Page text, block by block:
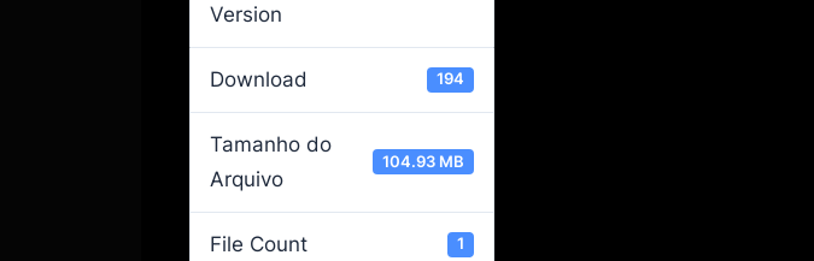
Version
Download 194
Tamanho do
Arquivo
104.93 MB
File Count 1